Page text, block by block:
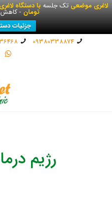
لاغری موضعیتک جلسهبا دستگاه
تومان- کاهش
جزئیات
09380338874
رژیم